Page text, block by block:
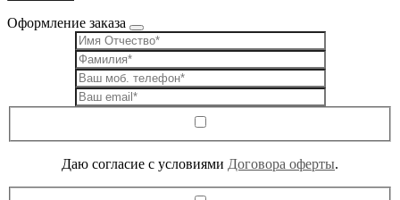
Оформление заказа
Даю согласие c условиями Договора оферты.